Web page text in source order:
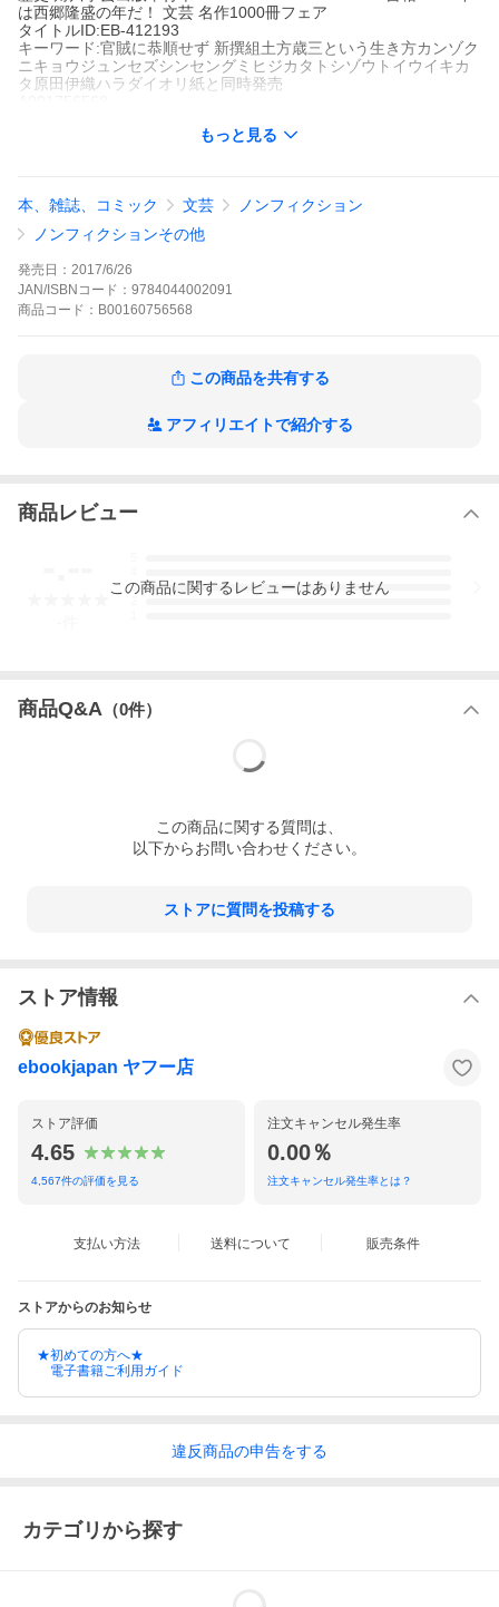
は西郷隆盛の年だ！ 文芸 名作1000冊フェア
タイトルID:EB-412193
キーワード:官賊に恭順せず 新撰組土方歳三という生き方カンゾク
ニキョウジュンセズシンセングミヒジカタトシゾウトイウイキカ
タ原田伊織ハラダイオリ紙と同時発売
史
角川学芸出版単行本 KADOKAWA KADOKAWA / 書籍
西郷隆盛の年だ！
文芸 名作1000冊フェア
武蔵国多摩郡に生を受け、新選組副長として京都で勇名を轟かし
た土方歳三。鳥羽伏見の敗北後、不屈のリーダー・近藤勇が捕縛
斬首され、天才剣士・沖田総司が肺結核で世を去っても、土方は
新政府軍と戦い続ける。戊辰戦争を最後まで戦い抜き、函館で銃
弾に斃れるまでの35年の生きざまを佐幕視点で見つめ直す。薩長
官賊に恭順せず 新撰組土方歳三という生き方の作品をもっと見る
もっと見る
本、雑誌、コミック 文芸
ノンフィクション
ノンフィクションその他
発売日： 2017/6/26
JAN/ISBNコード： 9784044002091
商品 コード： B00160756568
この商品を共有する
アフィリエイトで紹介する
商品レビュー
3
この商品に関するレビューはありません
商品Q&A （0件）
この商品に関する質問は、
以下からお問い合わせください。
ストアに質問を投稿する
ストア情報
ebookjapan ヤフー店
ストア評価
4.65
4,567件の評価を見る
注文キャンセル発生率
0.00％
注文キャンセル発生率とは？
支払い方法 送料について 販売条件
ストアからのお知らせ
★初めての方へ★
電子書籍ご利用ガイド
違反商品の申告をする
カテゴリから探す